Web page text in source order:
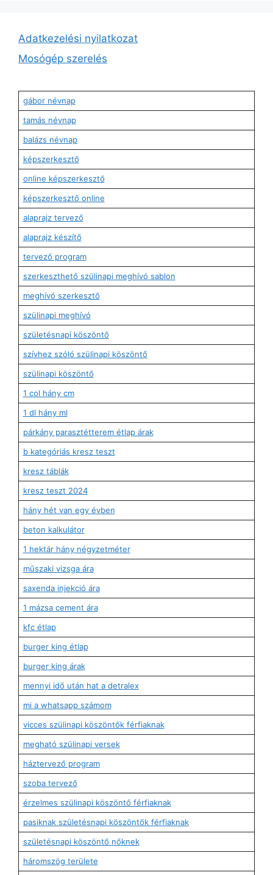
Adatkezelési nyilatkozat
Mosógép szerelés
gábor névnap
tamás névnap
balázs névnap
képszerkesztő
online képszerkesztő
képszerkesztő online
alaprajz tervező
alaprajz készítő
tervező program
szerkeszthető szülinapi meghívó sablon
meghívó szerkesztő
szülinapi meghívó
születésnapi köszöntő
szívhez szóló szülinapi köszöntő
szülinapi köszöntő
1 col hány cm
1 dl hány ml
párkány parasztétterem étlap árak
b kategóriás kresz teszt
kresz táblák
kresz teszt 2024
hány hét van egy évben
beton kalkulátor
1 hektár hány négyzetméter
műszaki vizsga ára
saxenda injekció ára
1 mázsa cement ára
kfc étlap
burger king étlap
burger king árak
mennyi idő után hat a detralex
mi a whatsapp számom
vicces szülinapi köszöntők férfiaknak
megható szülinapi versek
háztervező program
szoba tervező
érzelmes szülinapi köszöntő férfiaknak
pasiknak születésnapi köszöntők férfiaknak
születésnapi köszöntő nőknek
háromszög területe